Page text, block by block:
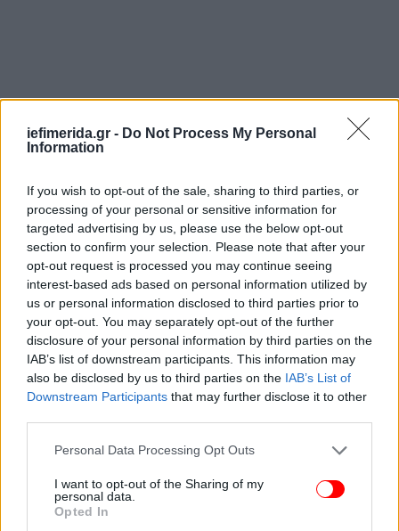
iefimerida.gr - Do Not Process My Personal
Information
If you wish to opt-out of the sale, sharing to third parties, or
processing of your personal or sensitive information for
targeted advertising by us, please use the below opt-out
section to confirm your selection. Please note that after your
opt-out request is processed you may continue seeing
interest-based ads based on personal information utilized by
us or personal information disclosed to third parties prior to
your opt-out. You may separately opt-out of the further
disclosure of your personal information by third parties on the
IAB’s list of downstream participants. This information may
also be disclosed by us to third parties on the IAB’s List of
Downstream Participants that may further disclose it to other
Please note that this website/app uses one or more Google
not limited to your visit or usage behaviour. You may click to
grant or deny consent to Google and its third-party tags to
use your data for below specified purposes in below Google
Personal Data Processing Opt Outs
I want to opt-out of the Sharing of my
personal data.
Opted In
Τη νύχτα τα φαινόμενα στο Ιόνιο θα είναι πιθανώς
ισχυρά.
Τοπικά περιορισμένη ορατότητα στα
μετεωρολογικές συνθήκες ευνοούν τη μεταφορά
αφρικανικής σκόνης.